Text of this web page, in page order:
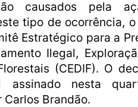
causados pela
tipo de ocorrência,
Estratégico para a
Ilegal,
(CEDIF). O
assinado nesta
Carlos Brandão.